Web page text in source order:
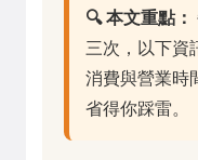
🔍 本文重點：
三次，以下資
消費與營業時
省得你踩雷。